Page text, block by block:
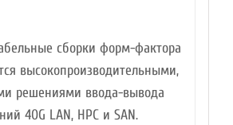
сборки форм-фактора
высокопроизводительными,
решениями ввода-вывода
40G LAN, HPC и SAN.